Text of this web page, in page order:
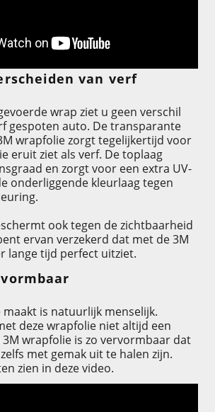
van verf
wrap ziet u geen verschil
gespoten auto. De transparante
wrapfolie zorgt tegelijkertijd voor
eruit ziet als verf. De toplaag
en zorgt voor een extra UV-
onderliggende kleurlaag tegen
ook tegen de zichtbaarheid
ervan verzekerd dat met de 3M
lange tijd perfect uitziet.
is natuurlijk menselijk.
deze wrapfolie niet altijd een
wrapfolie is zo vervormbaar dat
met gemak uit te halen zijn.
zien in deze video.